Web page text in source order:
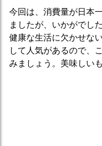
今回は、消費量が日本
ましたが、いかがでし
健康な生活に欠かせな
して人気があるので、
みましょう。美味しい